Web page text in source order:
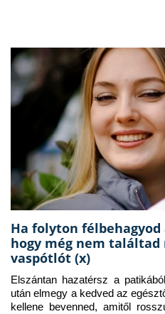
Ha folyton
hogy még nem találtad
vaspótlót (x)
Elszántan hazatérsz a
után elmegy a kedved az
kellene bevenned, amitől